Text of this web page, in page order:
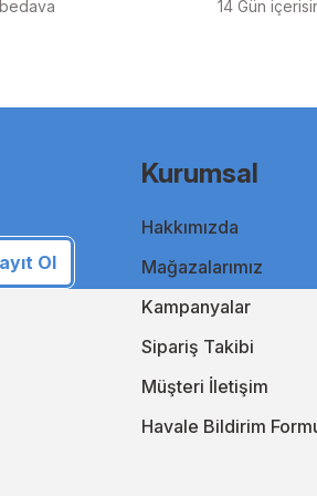
kullanıcılar için uygun fiyatlı ve
takip ederek online alışveriş
keşfedin!
14 Gün
Ol
Kurumsal
Hakkımızda
Mağazalarımız
Kampanyalar
Sipariş Takibi
Müşteri İletişim
Havale Bildirim